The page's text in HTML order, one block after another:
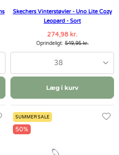
Skechers Vinterstøvler - Uno Lite Cozy
Leopard - Sort
274,98 kr.
Oprindeligt:549,95 kr.
38
Læg i kurv
SUMMER SALE
50%